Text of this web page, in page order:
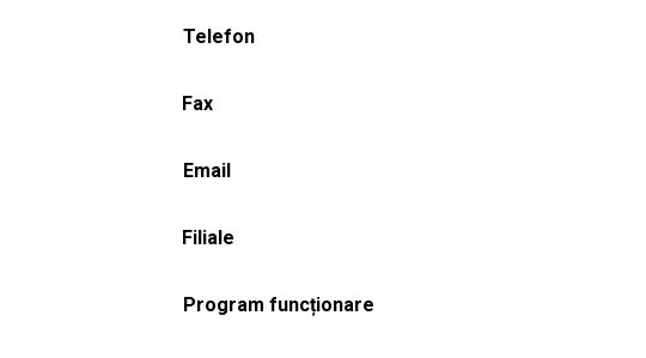
Telefon
Fax
Email
Filiale
Program funcționare